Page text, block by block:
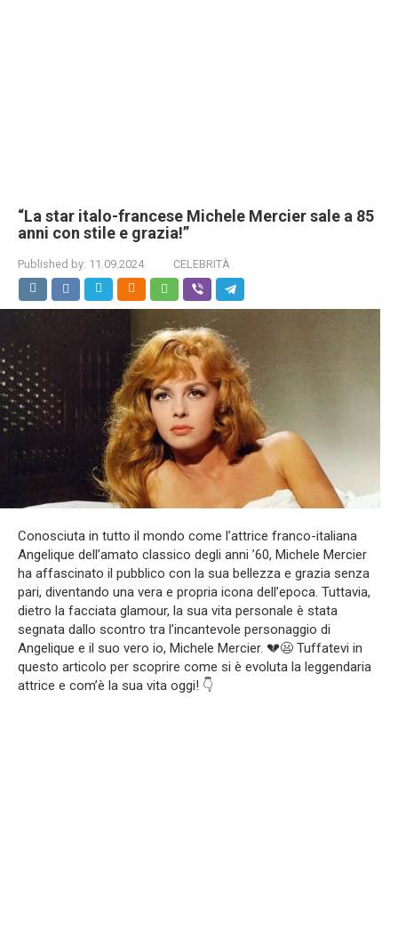
“La star italo-francese Michele Mercier sale a 85
anni con stile e grazia!”
Published by: 11.09.2024 CELEBRITÀ
Conosciuta in tutto il mondo come l’attrice franco-italiana
Angelique dell’amato classico degli anni ’60, Michele Mercier
ha affascinato il pubblico con la sua bellezza e grazia senza
pari, diventando una vera e propria icona dell’epoca. Tuttavia,
dietro la facciata glamour, la sua vita personale è stata
segnata dallo scontro tra l’incantevole personaggio di
Angelique e il suo vero io, Michele Mercier. 💔😦 Tuffatevi in
questo articolo per scoprire come si è evoluta la leggendaria
attrice e com’è la sua vita oggi! 👇